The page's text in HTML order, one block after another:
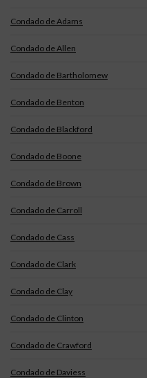
Condado de Adams
Condado de Allen
Condado de Bartholomew
Condado de Benton
Condado de Blackford
Condado de Boone
Condado de Brown
Condado de Carroll
Condado de Cass
Condado de Clark
Condado de Clay
Condado de Clinton
Condado de Crawford
Condado de Daviess